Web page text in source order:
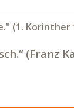
(1. Korinther
(Franz